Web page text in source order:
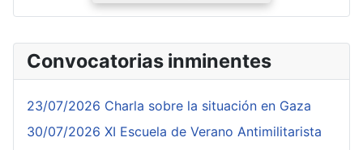
Convocatorias inminentes
23/07/2026 Charla sobre la situación en Gaza
30/07/2026 XI Escuela de Verano Antimilitarista